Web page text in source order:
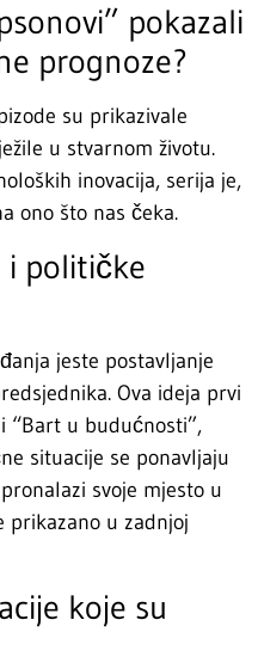
pokazali
prognoze?
su prikazivale
u stvarnom životu.
inovacija, serija je,
ono što nas čeka.
i političke
jeste postavljanje
Ova ideja prvi
“Bart u budućnosti”,
situacije se ponavljaju
svoje mjesto u
u zadnjoj
koje su